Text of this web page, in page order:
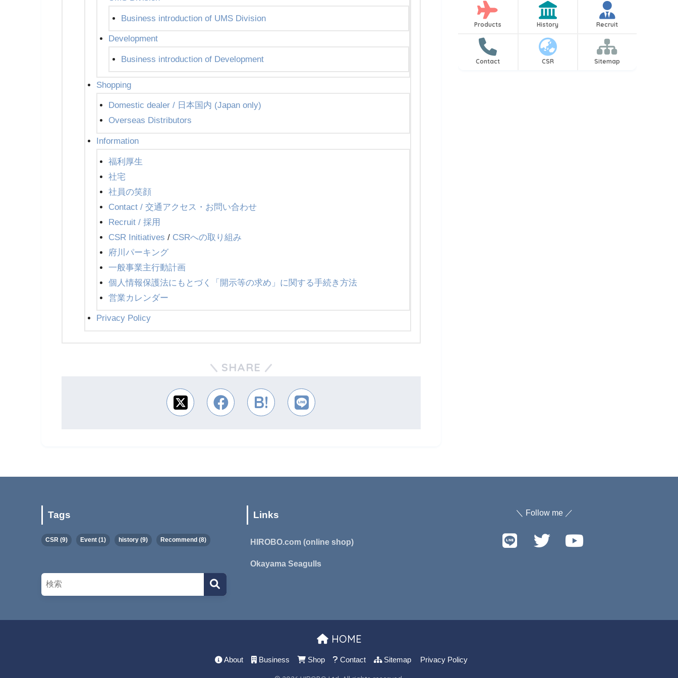
Business introduction of UMS Division
Development
Business introduction of Development
Shopping
Domestic dealer / 日本国内 (Japan only)
Overseas Distributors
Information
福利厚生
社宅
社員の笑顔
Contact / 交通アクセス・お問い合わせ
Recruit / 採用
CSR Initiatives / CSRへの取り組み
府川パーキング
一般事業主行動計画
個人情報保護法にもとづく「開示等の求め」に関する手続き方法
営業カレンダー
Privacy Policy
SHARE
Products History Recruit
Contact CSR Sitemap
Tags
CSR (9) Event (1) history (9) Recommend (8)
Links
HIROBO.com (online shop)
Okayama Seagulls
＼ Follow me ／
HOME
About Business Shop Contact Sitemap Privacy Policy